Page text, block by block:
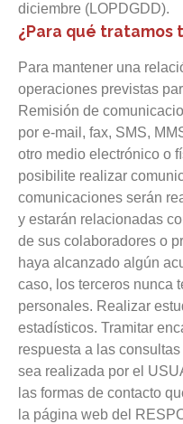
diciembre (LOPDGDD).
¿Para qué tratamos
Para mantener una
operaciones previstas
Remisión de
por e-mail, fax, SMS,
otro medio electrónico o
posibilite realizar
comunicaciones serán
y estarán relacionadas
de sus colaboradores o
haya alcanzado algún
caso, los terceros nunca
personales. Realizar
estadísticos. Tramitar
respuesta a las
sea realizada por el
las formas de contacto
la página web del